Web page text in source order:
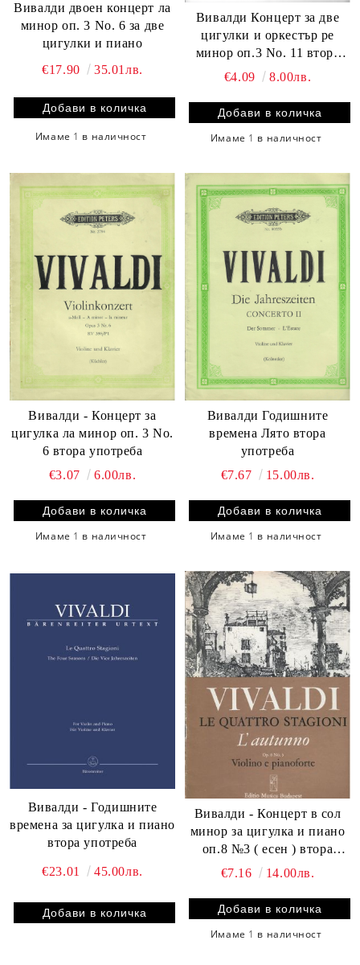
Вивалди двоен концерт ла
минор оп. 3 No. 6 за две
цигулки и пиано
€17.90
35.01лв.
Имаме 1 в наличност
Вивалди Концерт за две
цигулки и оркестър ре
минор оп.3 No. 11 втора
употреба
€4.09 8.00лв.
Имаме 1 в наличност
Вивалди - Концерт за
цигулка ла минор оп. 3 No.
6 втора употреба
€3.07
6.00лв.
Имаме 1 в наличност
Вивалди Годишните
времена Лято втора
употреба
€7.67
15.00лв.
Имаме 1 в наличност
Вивалди - Годишните
времена за цигулка и пиано
втора употреба
€23.01 45.00лв.
Вивалди - Концерт в сол
минор за цигулка и пиано
оп.8 №3 ( есен ) втора
употреба
€7.16 14.00лв.
Имаме 1 в наличност